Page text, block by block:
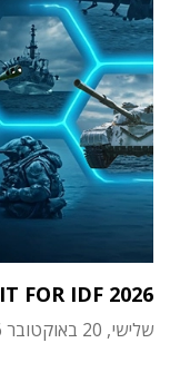
IT FOR IDF 2026
שלישי, 20 באוקטובר 2026